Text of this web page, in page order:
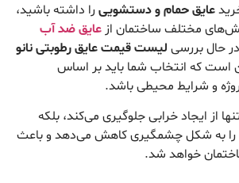
عایق حمام و دستشوییرا داشته باشید،
مختلف ساختمان از عایق ضد آب
حال بررسی لیست قیمت عایق رطوبتی نانو
است که انتخاب شما باید بر اساس
و شرایط محیطی باشد.
از ایجاد خرابی جلوگیری می‌کند، بلکه
را به شکل چشمگیری کاهش می‌دهد و باعث
خواهد شد.